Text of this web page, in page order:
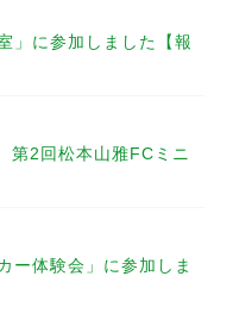
」に参加しました【報
2回松本山雅FCミニ
ー体験会」に参加しま